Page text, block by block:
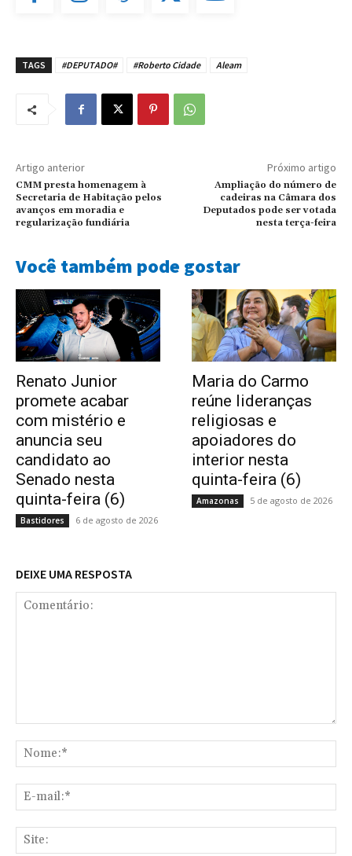
TAGS #DEPUTADO# #Roberto Cidade Aleam
Artigo anterior
CMM presta homenagem à
Secretaria de Habitação pelos
avanços em moradia e
regularização fundiária
Próximo artigo
Ampliação do número de
cadeiras na Câmara dos
Deputados pode ser votada
nesta terça-feira
Você também pode gostar
Renato Junior
promete acabar
com mistério e
anuncia seu
candidato ao
Senado nesta
quinta-feira (6)
Bastidores 6 de agosto de 2026
Maria do Carmo
reúne lideranças
religiosas e
apoiadores do
interior nesta
quinta-feira (6)
Amazonas 5 de agosto de 2026
DEIXE UMA RESPOSTA